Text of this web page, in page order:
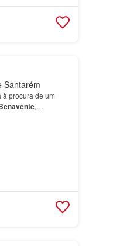
Santarém
procura de um
,
idea…